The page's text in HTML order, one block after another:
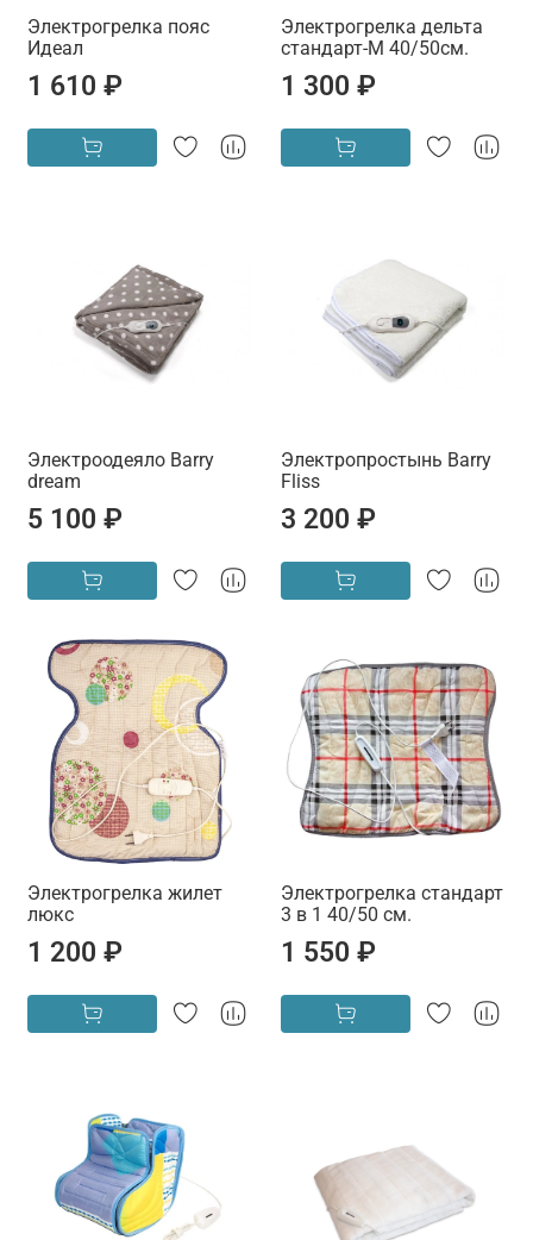
Электрогрелка пояс
Идеал
1 610 ₽
Электрогрелка дельта
стандарт-М 40/50см.
1 300 ₽
Электроодеяло Barry
dream
5 100 ₽
Электропростынь Barry
Fliss
3 200 ₽
Электрогрелка жилет
люкс
1 200 ₽
Электрогрелка стандарт
3 в 1 40/50 см.
1 550 ₽